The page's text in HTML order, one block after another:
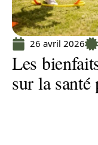
26 avril 2026
Les
sur la santé